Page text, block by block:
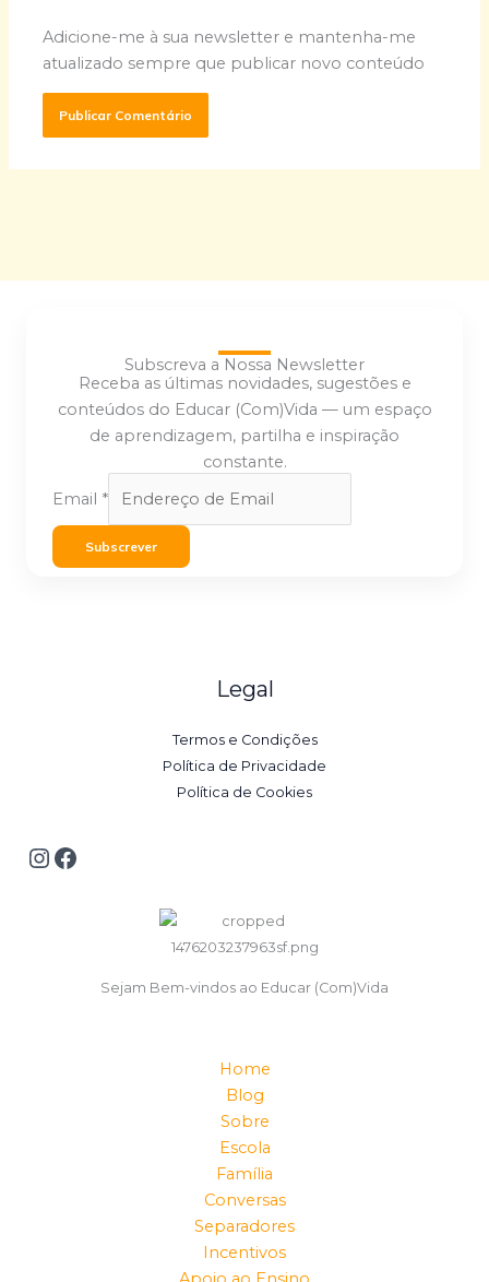
Adicione-me à sua newsletter e mantenha-me
atualizado sempre que publicar novo conteúdo
Subscreva a Nossa Newsletter
Receba as últimas novidades, sugestões e
conteúdos do Educar (Com)Vida — um espaço
de aprendizagem, partilha e inspiração
constante.
Email *
Subscrever
Legal
Termos e Condições
Política de Privacidade
Política de Cookies
Sejam Bem-vindos ao Educar (Com)Vida
Home
Blog
Sobre
Escola
Família
Conversas
Separadores
Incentivos